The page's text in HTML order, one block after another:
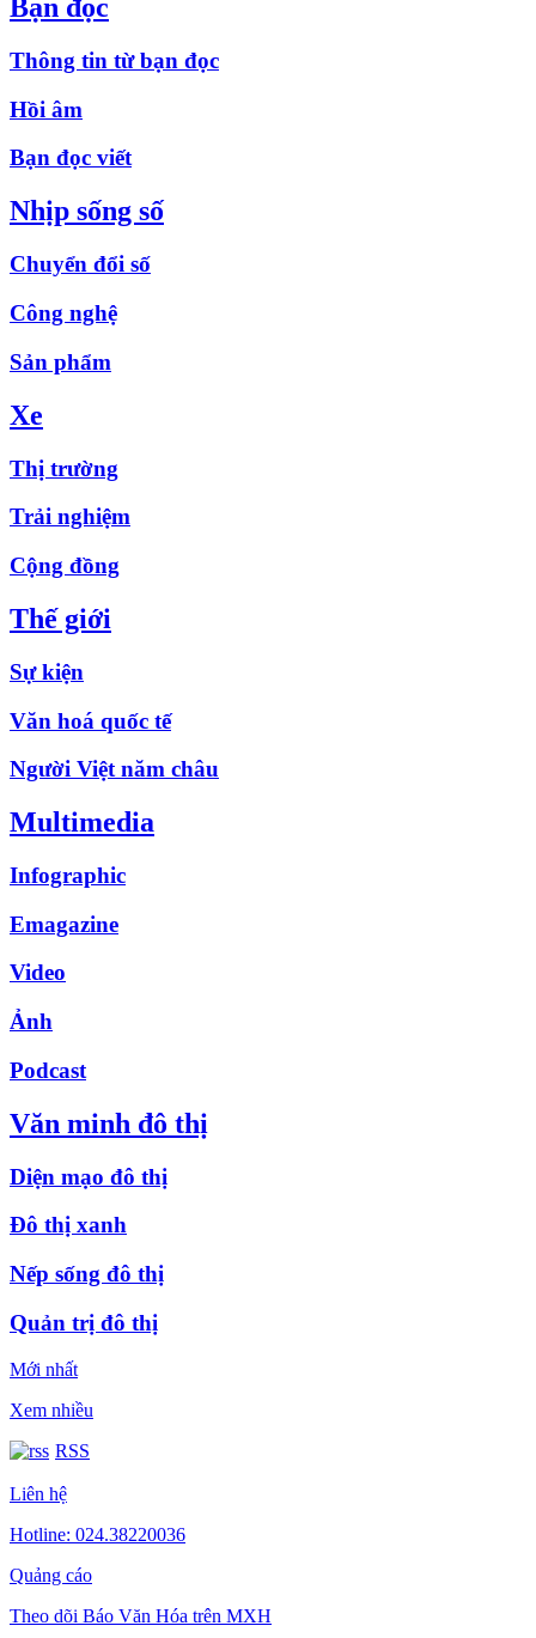
Bạn đọc
Thông tin từ bạn đọc
Hồi âm
Bạn đọc viết
Nhịp sống số
Chuyển đổi số
Công nghệ
Sản phẩm
Xe
Thị trường
Trải nghiệm
Cộng đồng
Thế giới
Sự kiện
Văn hoá quốc tế
Người Việt năm châu
Multimedia
Infographic
Emagazine
Video
Ảnh
Podcast
Văn minh đô thị
Diện mạo đô thị
Đô thị xanh
Nếp sống đô thị
Quản trị đô thị
Mới nhất
Xem nhiều
RSS
Liên hệ
Hotline: 024.38220036
Quảng cáo
Theo dõi Báo Văn Hóa trên MXH